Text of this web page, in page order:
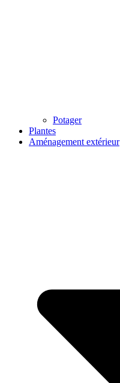
Potager
Plantes
Aménagement extérieur